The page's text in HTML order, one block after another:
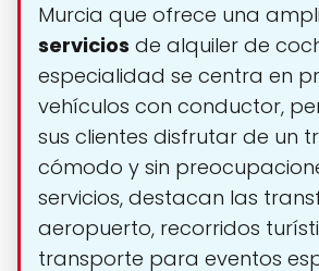
Murcia que ofrece una
servicios de alquiler de
especialidad se centra en
vehículos con conductor,
sus clientes disfrutar de un
cómodo y sin
servicios, destacan las
aeropuerto, recorridos
transporte para eventos